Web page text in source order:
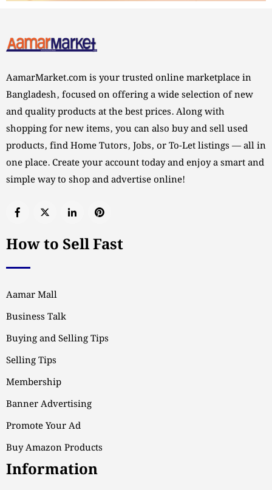
AamarMarket.com is your trusted online marketplace in
Bangladesh, focused on offering a wide selection of new
and quality products at the best prices. Along with
shopping for new items, you can also buy and sell used
products, find Home Tutors, Jobs, or To-Let listings — all in
one place. Create your account today and enjoy a smart and
simple way to shop and advertise online!
How to Sell Fast
Aamar Mall
Business Talk
Buying and Selling Tips
Selling Tips
Membership
Banner Advertising
Promote Your Ad
Buy Amazon Products
Information